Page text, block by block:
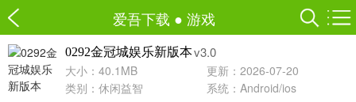
爱吾下载 ● 游戏
0292金冠城娱乐新版本v3.0
大小：40.1MB
更新：2026-07-20
类别： 休闲益智 系统：Android/ios